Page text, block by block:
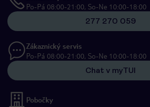
Po-Pá 08:00-21:00, So-Ne 10:00-18:00
277 270 059
Zákaznický servis
Po-Pá 08:00-21:00, So-Ne 10:00-18:00
Chat v myTUI
Pobočky